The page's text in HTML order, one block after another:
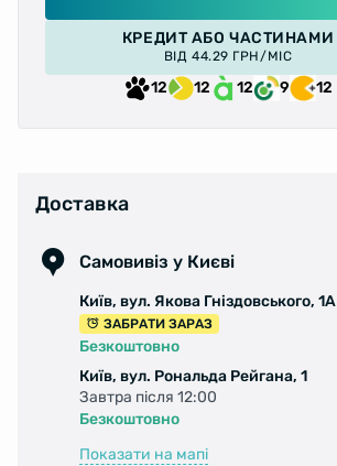
Матеріал:алюміній
Колір:чорний
КРЕДИТ АБО ЧАСТИНАМИ
ВІД 44.29 ГРН/МІС
12 12 12 9 12
Доставка
Самовивіз у Києві
Київ, вул. Якова Гніздовського, 1А
ЗАБРАТИ ЗАРАЗ
Безкоштовно
Київ, вул. Рональда Рейгана, 1
Завтра після 12:00
Безкоштовно
Показати на мапі